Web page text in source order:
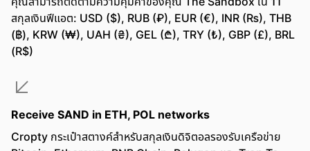
สกุลเงินฟีแอต: USD ($), RUB (₽), EUR (€), INR (₨), THB
(฿), KRW (₩), UAH (₴), GEL (₾), TRY (₺), GBP (£), BRL
(R$)
Receive SAND in ETH, POL networks
Cropty กระเป๋าสตางค์สำหรับสกุลเงินดิจิตอลรองรับเครือข่าย